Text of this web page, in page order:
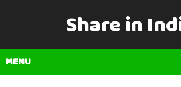
Share in
MENU